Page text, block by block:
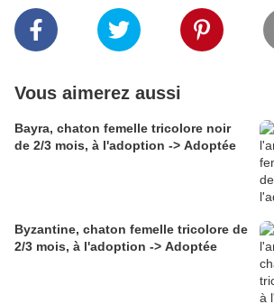
Vous aimerez aussi
Bayra, chaton femelle tricolore noir
de 2/3 mois, à l'adoption -> Adoptée
Byzantine, chaton femelle tricolore de
2/3 mois, à l'adoption -> Adoptée